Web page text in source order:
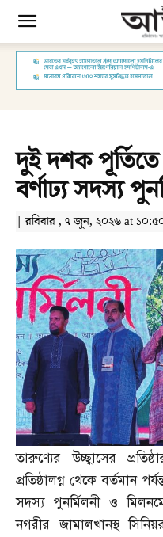
দুই দশক পূর্তিতে
বর্ণাঢ্য সদস্য
| রবিবার , ৭ জুন, ২০২৬ at ১০:৫০
তারুণ্যের উচ্ছ্বাসের
প্রতিষ্ঠালগ্ন থেকে বর্তমান
সদস্য পুনর্মিলনী ও
নগরীর জামালখানস্থ